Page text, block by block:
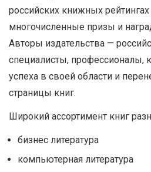
российских книжных
многочисленные призы и
Авторы издательства —
специалисты, профессионалы,
успеха в своей области и
страницы книг.
Широкий ассортимент книг
бизнес литература
компьютерная литература